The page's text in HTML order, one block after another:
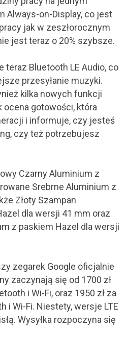
Always-on-Display, co jest
jak w zeszłorocznym
jest teraz o 20% szybsze.
teraz Bluetooth LE Audio, co
przesyłanie muzyki.
kilka nowych funkcji
gotowości, która
i informuje, czy jesteś
czy też potrzebujesz
Czarny Aluminium z
Srebrne Aluminium z
Złoty Szampan
dla wersji 41 mm oraz
z paskiem Hazel dla wersji
zegarek Google oficjalnie
zaczynają się od 1700 zł
i Wi-Fi, oraz 1950 zł za
i Wi-Fi. Niestety, wersje LTE
Wysyłka rozpoczyna się